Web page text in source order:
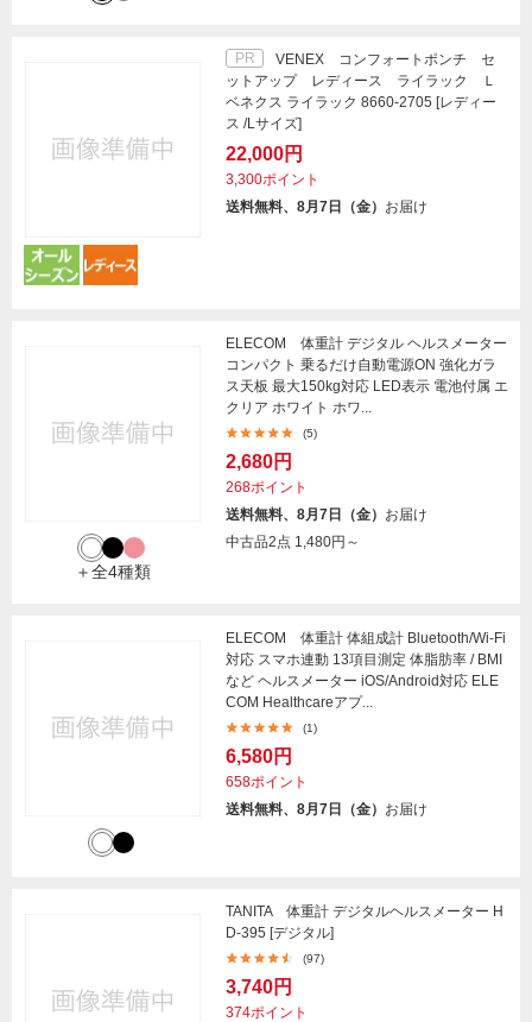
PR
VENEX コンフォートポンチ セ
ットアップ レディース ライラック Ｌ
ベネクス ライラック 8660-2705 [レディー
ス /Lサイズ]
22,000円
3,300ポイント
送料無料、8月7日（金） お届け
＋全4種類
ELECOM 体重計 デジタル ヘルスメーター
コンパクト 乗るだけ自動電源ON 強化ガラ
ス天板 最大150kg対応 LED表示 電池付属 エ
クリア ホワイト ホワ...
(5)
2,680円
268ポイント
送料無料、8月7日（金） お届け
中古品2点 1,480円～
ELECOM 体重計 体組成計 Bluetooth/Wi-Fi
対応 スマホ連動 13項目測定 体脂肪率 / BMI
など ヘルスメーター iOS/Android対応 ELE
COM Healthcareアプ...
(1)
6,580円
658ポイント
送料無料、8月7日（金） お届け
TANITA 体重計 デジタルヘルスメーター H
D-395 [デジタル]
(97)
3,740円
374ポイント